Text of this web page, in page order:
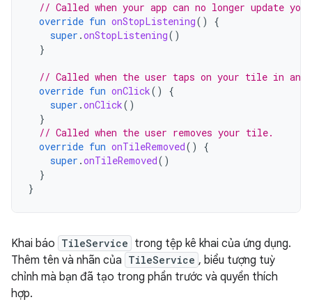
// Called when your app can no longer update
override fun onStopListening()
{
super .onStopListening()
}
// Called when the user taps on your tile in
override fun onClick()
{
super .onClick()
}
// Called when the user removes your tile.
override fun onTileRemoved()
{
super .onTileRemoved()
}
}
Khai báo TileService trong tệp kê khai của ứng dụng.
Thêm tên và nhãn của TileService , biểu tượng tuỳ
chỉnh mà bạn đã tạo trong phần trước và quyền thích
hợp.